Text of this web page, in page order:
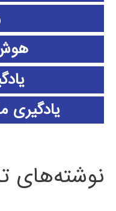
یادگیری
نوشته‌های